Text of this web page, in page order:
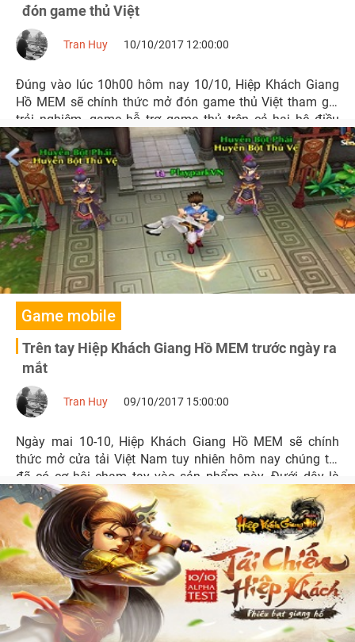
đón game thủ Việt
Tran Huy 10/10/2017 12:00:00
Đúng vào lúc 10h00 hôm nay 10/10, Hiệp Khách Giang
Hồ MEM sẽ chính thức mở đón game thủ Việt tham gia
trải nghiệm, game hỗ trợ game thủ trên cả hai hệ điều
hành Android và IOS.
Game mobile
Trên tay Hiệp Khách Giang Hồ MEM trước ngày ra
mắt
Tran Huy 09/10/2017 15:00:00
Ngày mai 10-10, Hiệp Khách Giang Hồ MEM sẽ chính
thức mở cửa tải Việt Nam tuy nhiên hôm nay chúng tôi
đã có cơ hội chạm tay vào sản phẩm này. Đưới dây là
những cảm nhận đầu tiên về game của người viết.